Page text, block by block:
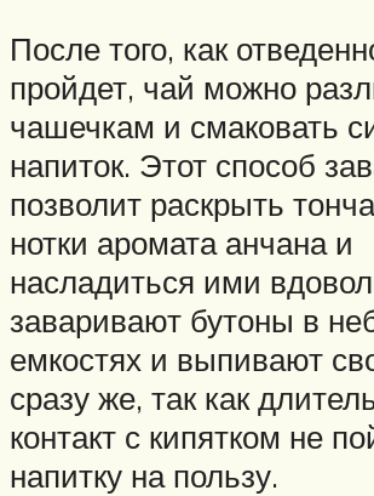
После того, как
пройдет, чай можно
чашечкам и смаковать
напиток. Этот способ
позволит раскрыть
нотки аромата анчана и
насладиться ими
заваривают бутоны в
емкостях и выпивают
сразу же, так как
контакт с кипятком не
напитку на пользу.